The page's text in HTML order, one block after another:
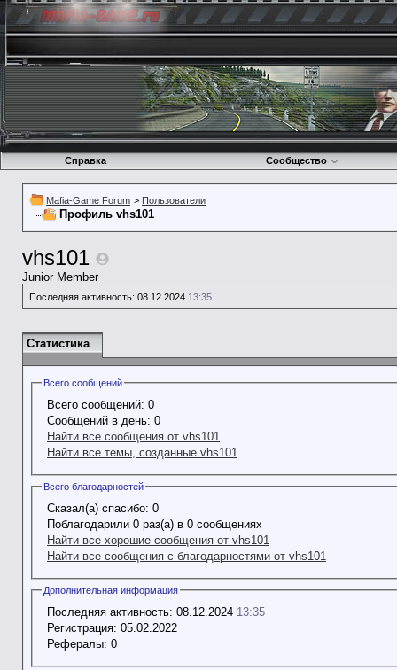
Справка Сообщество
Mafia-Game Forum > Пользователи
Профиль vhs101
vhs101
Junior Member
Последняя активность: 08.12.2024 13:35
Статистика
Всего сообщений
Всего сообщений: 0
Сообщений в день: 0
Найти все сообщения от vhs101
Найти все темы, созданные vhs101
Всего благодарностей
Сказал(а) спасибо: 0
Поблагодарили 0 раз(а) в 0 сообщениях
Найти все хорошие сообщения от vhs101
Найти все сообщения с благодарностями от vhs101
Дополнительная информация
Последняя активность: 08.12.2024 13:35
Регистрация: 05.02.2022
Рефералы: 0